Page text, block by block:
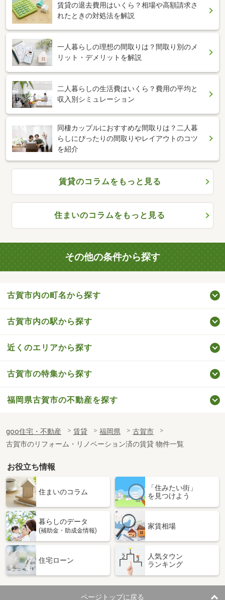
賃貸の退去費用はいくら？相場や高額請求さ
れたときの対処法を解説
一人暮らしの理想の間取りは？間取り別のメ
リット・デメリットを解説
二人暮らしの生活費はいくら？費用の平均と
収入別シミュレーション
同棲カップルにおすすめな間取りは？二人暮
らしにぴったりの間取りやレイアウトのコツ
を紹介
賃貸のコラムをもっと見る
住まいのコラムをもっと見る
その他の条件から探す
古賀市内の町名から探す
古賀市内の駅から探す
近くのエリアから探す
古賀市の特集から探す
福岡県古賀市の不動産を探す
goo住宅・不動産 賃貸 福岡県
古賀市
古賀市のリフォーム・リノベーション済の賃貸 物件一覧
お役立ち情報
住まいのコラム
「住みたい街」
を見つけよう
暮らしのデータ
(補助金・助成金情報)
家賃相場
住宅ローン
人気タウン
ランキング
ページトップに戻る